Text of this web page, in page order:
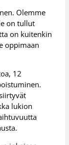
Olemme
on tullut
on kuitenkin
oppimaan
12
lukion